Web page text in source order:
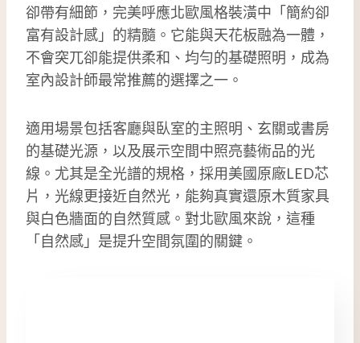
卻帶有細節，完美呼應北歐風格裝潢中「簡約卻
富有設計感」的精髓。它能與天花板融為一體，
不會突兀卻能提供柔和、均勻的基礎照明，成為
室內設計師最常推薦的選擇之一。
適用場景包括客廳與臥室的主照明、玄關或書房
的基礎光源，以及展示空間中照亮藝術品的光
線。尤其是全光譜的規格，採用美國原廠LED芯
片，光線更接近自然光，能夠真實還原木質家具
與白色牆面的自然質感。對北歐風來說，這種
「自然感」是提升空間氛圍的關鍵。